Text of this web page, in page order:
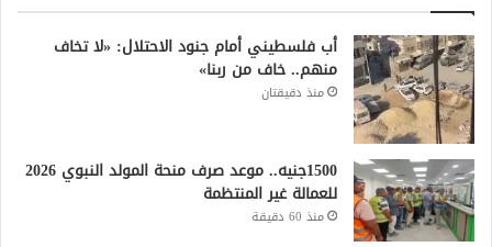
أب فلسطيني أمام جنود الاحتلال: «لا تخاف
منهم.. خاف من ربنا»
منذ دقيقتان
1500جنيه.. موعد صرف منحة المولد النبوي 2026
للعمالة غير المنتظمة
منذ 60 دقيقة